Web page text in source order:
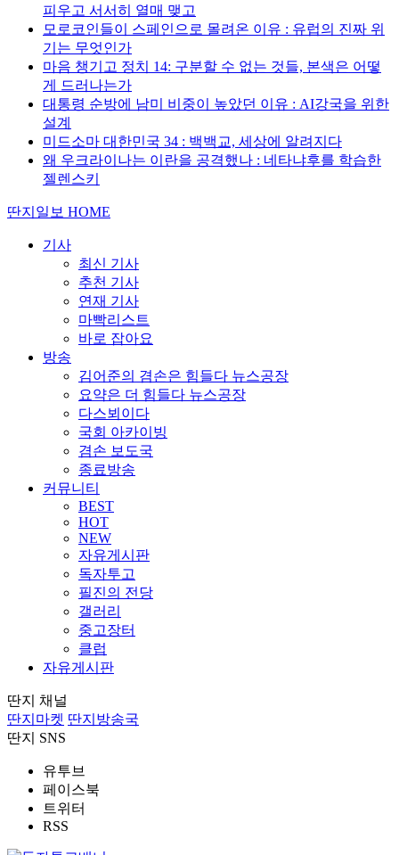
피우고 서서히 열매 맺고
모로코인들이 스페인으로 몰려온 이유 : 유럽의 진짜 위
기는 무엇인가
마음 챙기고 정치 14: 구분할 수 없는 것들, 본색은 어떻
게 드러나는가
대통령 순방에 남미 비중이 높았던 이유 : AI강국을 위한
설계
미드소마 대한민국 34 : 백백교, 세상에 알려지다
왜 우크라이나는 이란을 공격했나 : 네타냐후를 학습한
젤렌스키
딴지일보 HOME
기사
최신 기사
추천 기사
연재 기사
마빡리스트
바로 잡아요
방송
김어준의 겸손은 힘들다 뉴스공장
요약은 더 힘들다 뉴스공장
다스뵈이다
국회 아카이빙
겸손 보도국
종료방송
커뮤니티
BEST
HOT
NEW
자유게시판
독자투고
필진의 전당
갤러리
중고장터
클럽
자유게시판
딴지 채널
딴지마켓 딴지방송국
딴지 SNS
유투브
페이스북
트위터
RSS